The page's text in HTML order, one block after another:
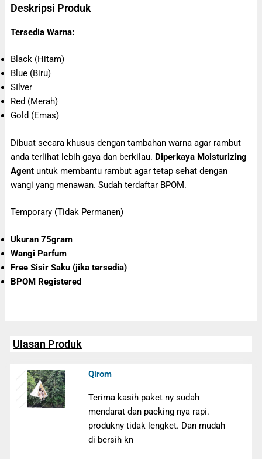
Deskripsi Produk
Tersedia Warna:
Black (Hitam)
Blue (Biru)
SIlver
Red (Merah)
Gold (Emas)
Dibuat secara khusus dengan tambahan warna agar rambut
anda terlihat lebih gaya dan berkilau. Diperkaya Moisturizing
Agent untuk membantu rambut agar tetap sehat dengan
wangi yang menawan. Sudah terdaftar BPOM.
Temporary (Tidak Permanen)
Ukuran 75gram
Wangi Parfum
Free Sisir Saku (jika tersedia)
BPOM Registered
Ulasan Produk
Qirom
Terima kasih paket ny sudah
mendarat dan packing nya rapi.
produkny tidak lengket. Dan mudah
di bersih kn